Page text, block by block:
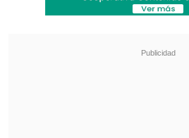
"Heated Rivalry" suma a